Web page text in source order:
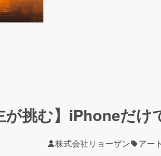
が挑む】iPhoneだ
株式会社リョーザン アー